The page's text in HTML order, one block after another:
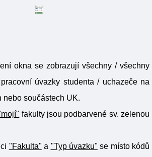
okna se zobrazují všechny / všechny
úvazky studenta / uchazeče na
nebo součástech UK.
fakulty jsou podbarvené sv. zelenou
"Fakulta" a "Typ úvazku" se místo kódů